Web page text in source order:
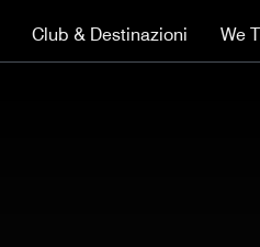
Club & Destinazioni We